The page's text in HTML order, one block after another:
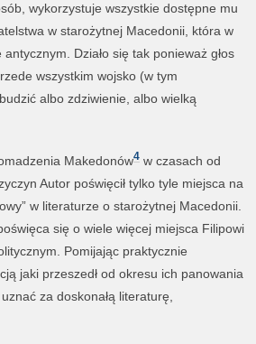
wykorzystuje wszystkie dostępne mu
w starożytnej Macedonii, która w
Działo się tak ponieważ głos
wszystkim wojsko (w tym
albo zdziwienie, albo wielką
Makedonów4w czasach od
Autor poświęcił tylko tyle miejsca na
w literaturze o starożytnej Macedonii.
się o wiele więcej miejsca Filipowi
Pomijając praktycznie
jaki przeszedł od okresu ich panowania
za doskonałą literaturę,